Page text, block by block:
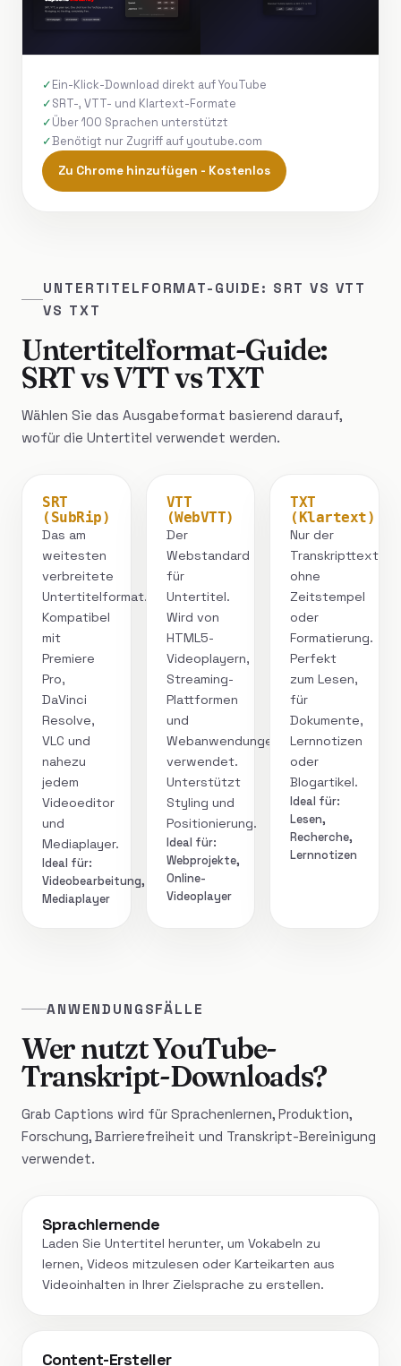
Ein-Klick-Download direkt auf YouTube
SRT-, VTT- und Klartext-Formate
Über 100 Sprachen unterstützt
Benötigt nur Zugriff auf youtube.com
Zu Chrome hinzufügen - Kostenlos
UNTERTITELFORMAT-GUIDE: SRT VS VTT
VS TXT
Untertitelformat-Guide:
SRT vs VTT vs TXT
Wählen Sie das Ausgabeformat basierend darauf,
wofür die Untertitel verwendet werden.
SRT
(SubRip)
Das am
weitesten
verbreitete
Untertitelformat.
Kompatibel
mit
Premiere
Pro,
DaVinci
Resolve,
VLC und
nahezu
jedem
Videoeditor
und
Mediaplayer.
Ideal für:
Videobearbeitung,
Mediaplayer
VTT
(WebVTT)
Der
Webstandard
für
Untertitel.
Wird von
HTML5-
Videoplayern,
Streaming-
Plattformen
und
Webanwendungen
verwendet.
Unterstützt
Styling und
Positionierung.
Ideal für:
Webprojekte,
Online-
Videoplayer
TXT
(Klartext)
Nur der
Transkripttext
ohne
Zeitstempel
oder
Formatierung.
Perfekt
zum Lesen,
für
Dokumente,
Lernnotizen
oder
Blogartikel.
Ideal für:
Lesen,
Recherche,
Lernnotizen
ANWENDUNGSFÄLLE
Wer nutzt YouTube-
Transkript-Downloads?
Grab Captions wird für Sprachenlernen, Produktion,
Forschung, Barrierefreiheit und Transkript-Bereinigung
verwendet.
Sprachlernende
Laden Sie Untertitel herunter, um Vokabeln zu
lernen, Videos mitzulesen oder Karteikarten aus
Videoinhalten in Ihrer Zielsprache zu erstellen.
Content-Ersteller